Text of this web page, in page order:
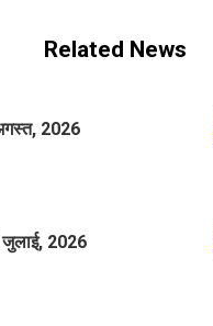
Related News
2026
2026